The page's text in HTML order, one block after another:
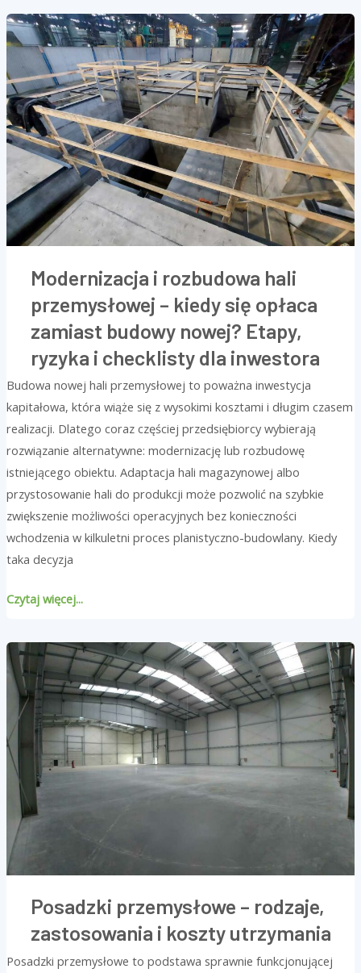
Modernizacja i rozbudowa hali
przemysłowej – kiedy się opłaca
zamiast budowy nowej? Etapy,
ryzyka i checklisty dla inwestora
Budowa nowej hali przemysłowej to poważna inwestycja
kapitałowa, która wiąże się z wysokimi kosztami i długim czasem
realizacji. Dlatego coraz częściej przedsiębiorcy wybierają
rozwiązanie alternatywne: modernizację lub rozbudowę
istniejącego obiektu. Adaptacja hali magazynowej albo
przystosowanie hali do produkcji może pozwolić na szybkie
zwiększenie możliwości operacyjnych bez konieczności
wchodzenia w kilkuletni proces planistyczno-budowlany. Kiedy
taka decyzja
Modernizacja
i
rozbudowa
hali
przemysłowej
–
kiedy
się
opłaca
zamiast
budowy
Etapy,
ryzyka
inwestora
Czytaj więcej...
Posadzki przemysłowe – rodzaje,
zastosowania i koszty utrzymania
Posadzki przemysłowe to podstawa sprawnie funkcjonującej
Posadzki
przemysłowe
rodzaje,
zastosowania
koszty
utrzymania